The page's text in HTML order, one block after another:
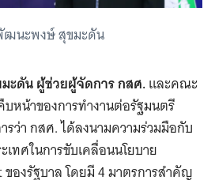
นะพงษ์ สุขมะดัน
ะดัน ผู้ช่วยผู้จัดการ กสศ.และคณะ
บหน้าของการทำงานต่อรัฐมนตรี
รว่า กสศ. ได้ลงนามความร่วมมือกับ
ทศในการขับเคลื่อนนโยบาย
ของรัฐบาล โดยมี 4 มาตรการสำคัญ